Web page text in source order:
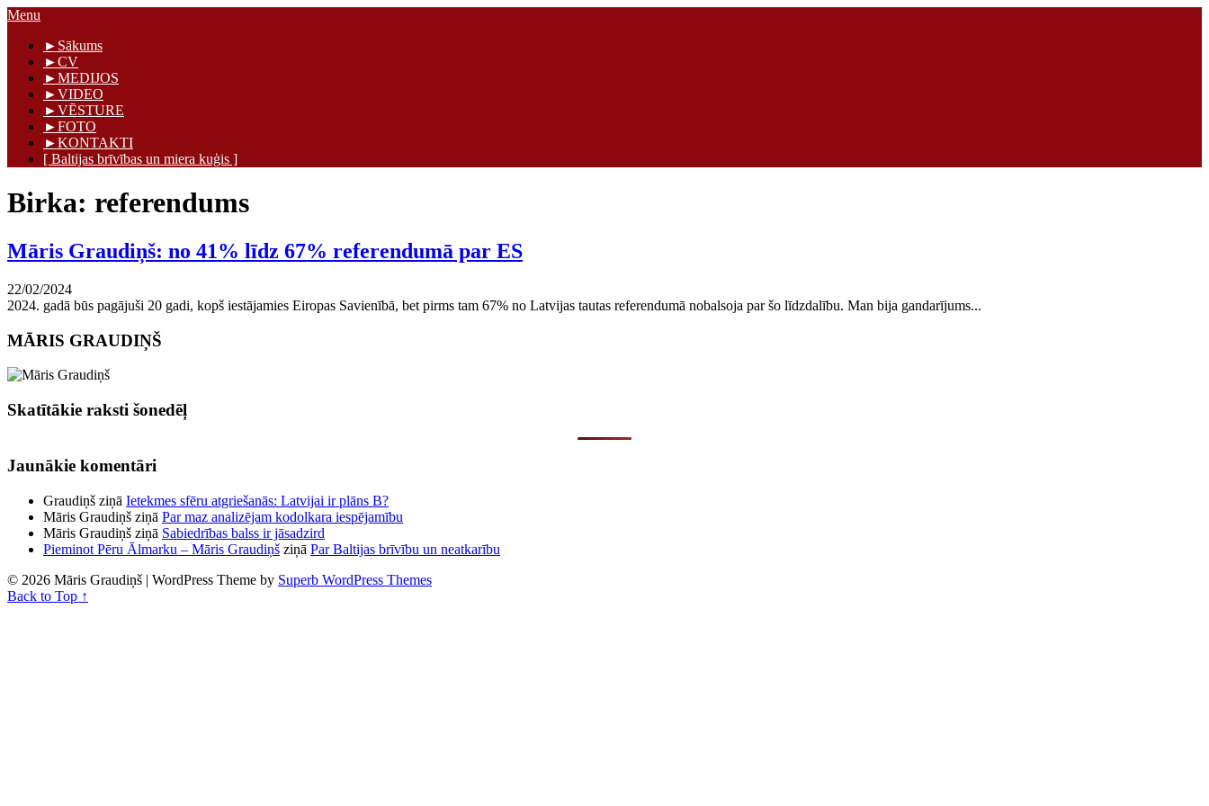
Skip
content
Māris Graudiņš
Menu
►Sākums
►CV
►MEDIJOS
►VIDEO
►VĒSTURE
►FOTO
►KONTAKTI
[ Baltijas brīvības un miera kuģis ]
Birka: referendums
Māris Graudiņš: no 41% līdz 67% referendumā par ES
22/02/2024
2024. gadā būs pagājuši 20 gadi, kopš iestājamies Eiropas Savienībā, bet pirms tam 67% no Latvijas tautas referendumā nobalsoja par šo līdzdalību. Man bija gandarījums...
MĀRIS GRAUDIŅŠ
Skatītākie raksti šonedēļ
Jaunākie komentāri
Graudiņš ziņā Ietekmes sfēru atgriešanās: Latvijai ir plāns B?
Māris Graudiņš ziņā Par maz analizējam kodolkara iespējamību
Māris Graudiņš ziņā Sabiedrības balss ir jāsadzird
Pieminot Pēru Ālmarku – Māris Graudiņš ziņā Par Baltijas brīvību un neatkarību
© 2026 Māris Graudiņš | WordPress Theme by Superb WordPress Themes
Back to Top ↑